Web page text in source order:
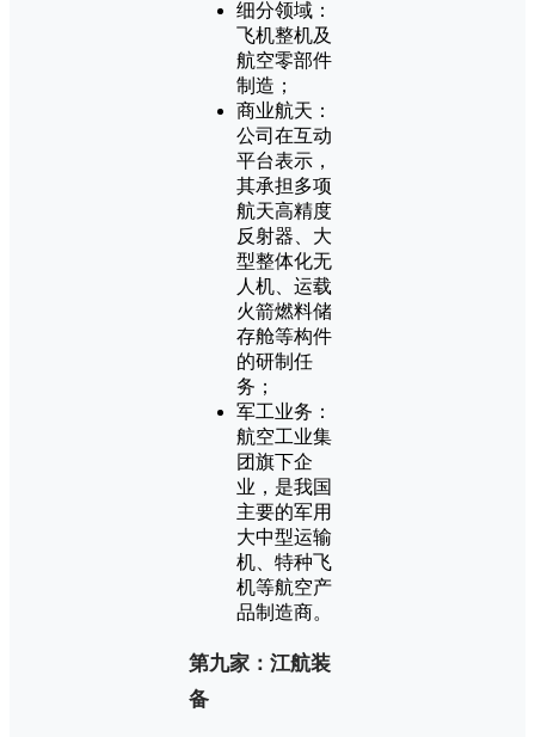
细分领域：
飞机整机及
航空零部件
制造；
商业航天：
公司在互动
平台表示，
其承担多项
航天高精度
反射器、大
型整体化无
人机、运载
火箭燃料储
存舱等构件
的研制任
务；
军工业务：
航空工业集
团旗下企
业，是我国
主要的军用
大中型运输
机、特种飞
机等航空产
品制造商。
第九家：江航装
备